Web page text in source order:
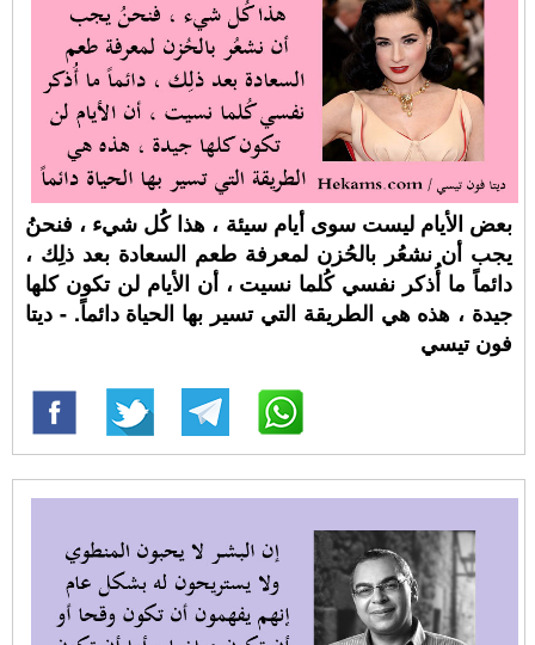
بعض الأيام ليست سوى أيام سيئة ، هذا كُل شيء ، فنحنُ
يجب أن نشعُر بالحُزن لمعرفة طعم السعادة بعد ذلِك ،
دائماً ما أُذكر نفسي كُلما نسيت ، أن الأيام لن تكون كلها
جيدة ، هذه هي الطريقة التي تسير بها الحياة دائماً. - ديتا
فون تيسي